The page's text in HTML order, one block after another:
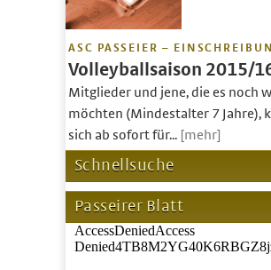
ASC PASSEIER –
Volleyballsaison 2015/
Mitglieder und jene, die es noch
möchten (Mindestalter 7 Jahre),
sich ab sofort für... [mehr]
Schnellsuche
Passeirer Blatt